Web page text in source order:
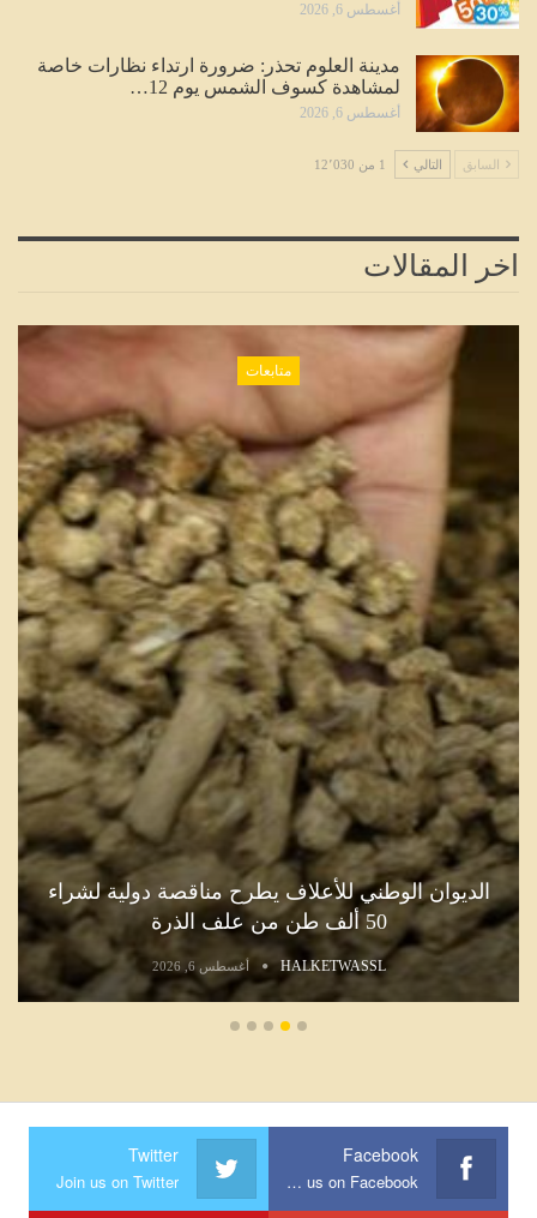
أغسطس 6, 2026
مدينة العلوم تحذر: ضرورة ارتداء نظارات خاصة
لمشاهدة كسوف الشمس يوم 12…
أغسطس 6, 2026
السابق التالي 1 من 12٬030
اخر المقالات
متابعات
الديوان الوطني للأعلاف يطرح مناقصة دولية لشراء
50 ألف طن من علف الذرة
HALKETWASSL أغسطس 6, 2026
Facebook
Join us on Facebook
Twitter
Join us on Twitter